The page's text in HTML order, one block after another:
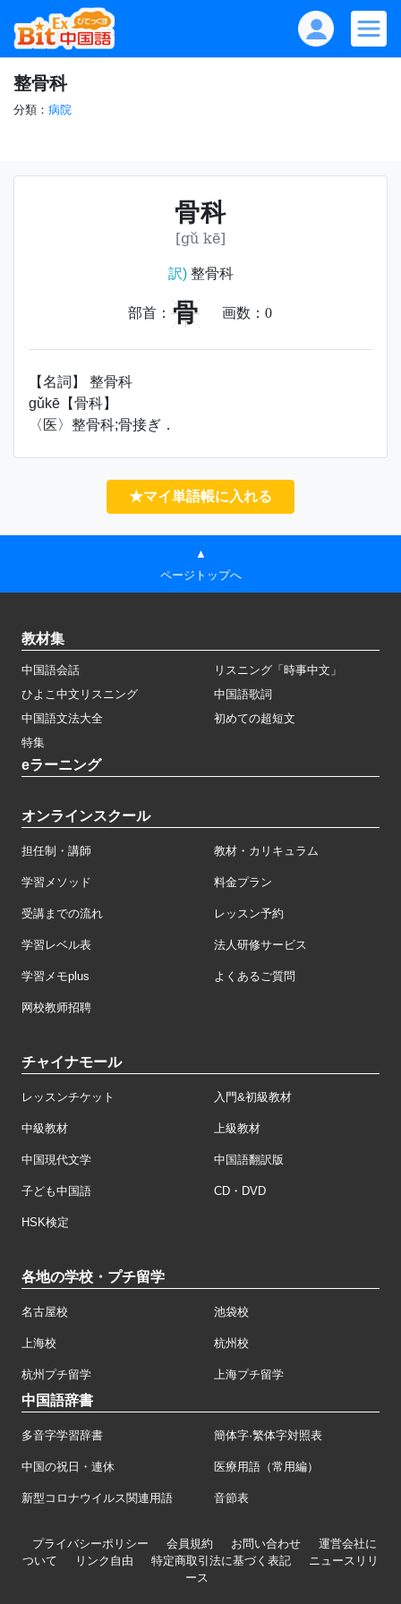
整骨科
分類： 病院
骨科
[gǔ kē]
訳)整骨科
部首： 骨 画数： 0
【名詞】 整骨科
gǔkē【骨科】
〈医〉整骨科;骨接ぎ．
★マイ単語帳に入れる
▲
ページトップへ
教材集
中国語会話
リスニング「時事中文」
ひよこ中文リスニング
中国語歌詞
中国語文法大全
初めての超短文
特集
eラーニング
オンラインスクール
担任制・講師 教材・カリキュラム
学習メソッド 料金プラン
受講までの流れ レッスン予約
学習レベル表 法人研修サービス
学習メモplus よくあるご質問
网校教师招聘
チャイナモール
レッスンチケット 入門&初級教材
中級教材 上級教材
中国現代文学 中国語翻訳版
子ども中国語 CD・DVD
HSK検定
各地の学校・プチ留学
名古屋校 池袋校
上海校 杭州校
杭州プチ留学 上海プチ留学
中国語辞書
多音字学習辞書 簡体字·繁体字対照表
中国の祝日・連休 医療用語（常用編）
新型コロナウイルス関連用語 音節表
プライバシーポリシー 会員規約 お問い合わせ
運営会社に
ついて
リンク自由 特定商取引法に基づく表記
ニュースリリ
ース